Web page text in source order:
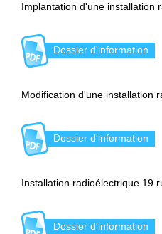
Implantation d'une installation
Dossier d'information
Modification d'une installation
Dossier d'information
Installation radioélectrique 19
Dossier d'information